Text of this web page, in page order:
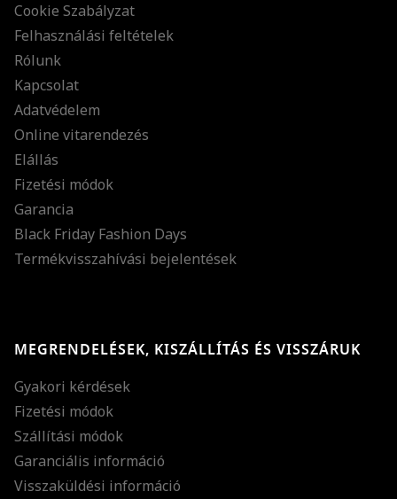
Cookie Szabályzat
Felhasználási feltételek
Rólunk
Kapcsolat
Adatvédelem
Online vitarendezés
Elállás
Fizetési módok
Garancia
Black Friday Fashion Days
Termékvisszahívási bejelentések
MEGRENDELÉSEK, KISZÁLLÍTÁS ÉS VISSZÁRUK
Gyakori kérdések
Fizetési módok
Szállítási módok
Garanciális információ
Visszaküldési információ